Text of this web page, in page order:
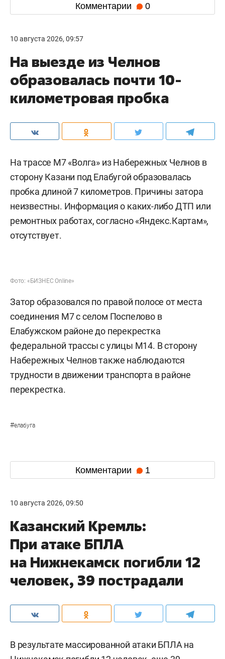
Комментарии 0
10 августа 2026, 09:57
На выезде из Челнов
образовалась почти 10-
километровая пробка
На трассе М7 «Волга» из Набережных Челнов в
сторону Казани под Елабугой образовалась
пробка длиной 7 километров. Причины затора
неизвестны. Информация о каких-либо ДТП или
ремонтных работах, согласно «Яндекс.Картам»,
отсутствует.
Фото: «БИЗНЕС Online»
Затор образовался по правой полосе от места
соединения М7 с селом Поспелово в
Елабужском районе до перекрестка
федеральной трассы с улицы М14. В сторону
Набережных Челнов также наблюдаются
трудности в движении транспорта в районе
перекрестка.
#елабуга
Комментарии 1
10 августа 2026, 09:50
Казанский Кремль:
При атаке БПЛА
на Нижнекамск погибли 12
человек, 39 пострадали
В результате массированной атаки БПЛА на